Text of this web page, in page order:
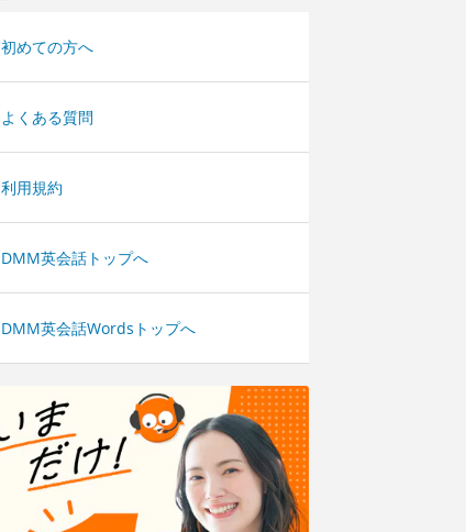
初めての方へ
よくある質問
利用規約
DMM英会話トップへ
DMM英会話Wordsトップへ